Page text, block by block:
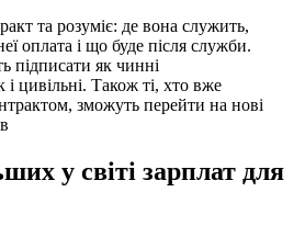
та розуміє: де вона служить,
оплата і що буде після служби.
підписати як чинні
і цивільні. Також ті, хто вже
зможуть перейти на нові
у світі зарплат для